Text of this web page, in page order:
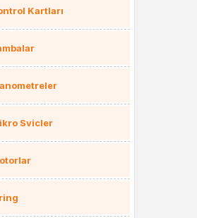
Kartları
Svicler